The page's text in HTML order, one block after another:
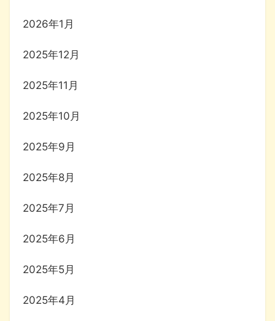
2026年1月
2025年12月
2025年11月
2025年10月
2025年9月
2025年8月
2025年7月
2025年6月
2025年5月
2025年4月